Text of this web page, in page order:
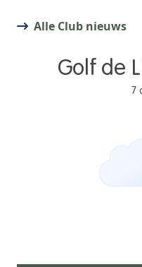
Alle Club nieuws
Golf de
7